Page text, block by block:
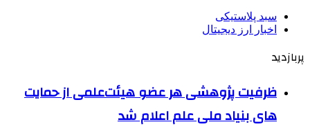
سبد پلاستیکی
اخبار ارز دیجیتال
پربازدید
ظرفیت پژوهشی هر عضو هیئت‌علمی از حمایت
های بنیاد ملی علم اعلام شد